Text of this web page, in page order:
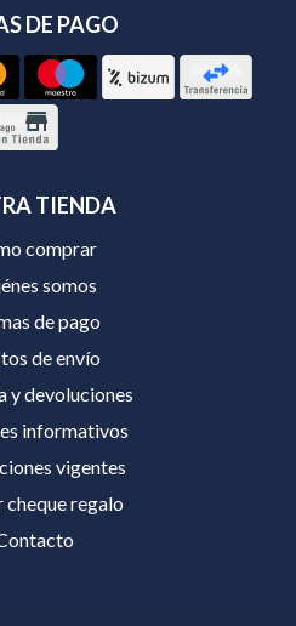
DE PAGO
TIENDA
comprar
somos
de pago
de envío
y devoluciones
informativos
vigentes
cheque regalo